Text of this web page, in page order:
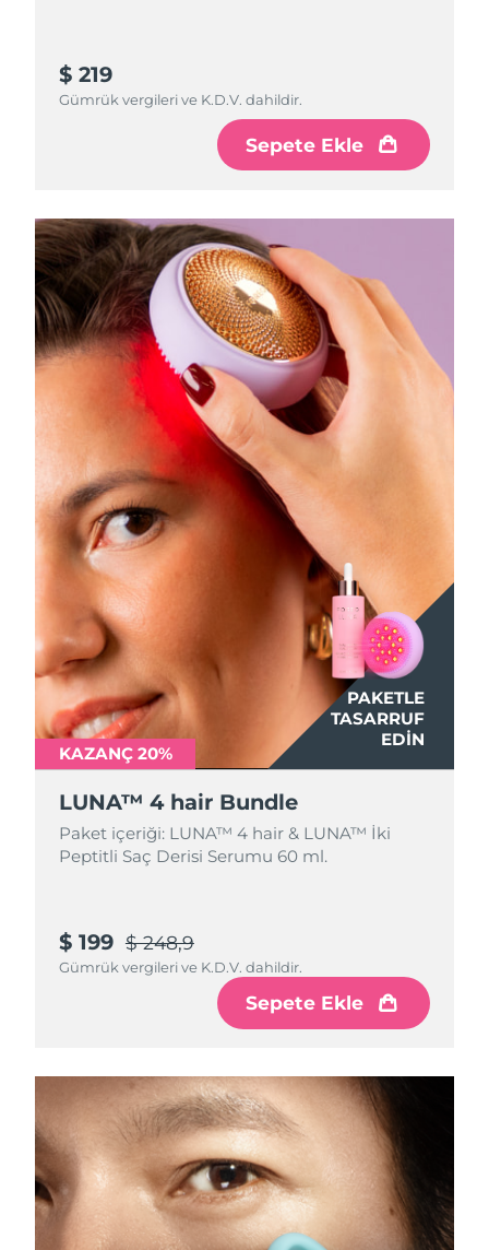
$ 219
Gümrük vergileri ve K.D.V. dahildir.
Sepete Ekle
PAKETLE
TASARRUF
EDIN
KAZANÇ 20%
LUNA™ 4 hair Bundle
Paket içeriği: LUNA™ 4 hair & LUNA™ İki
Peptitli Saç Derisi Serumu 60 ml.
$ 199 $ 248,9
Gümrük vergileri ve K.D.V. dahildir.
Sepete Ekle